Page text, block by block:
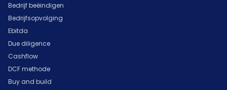
Bedrijf beëindigen
Bedrijfsopvolging
Ebitda
Due diligence
Cashflow
DCF methode
Buy and build